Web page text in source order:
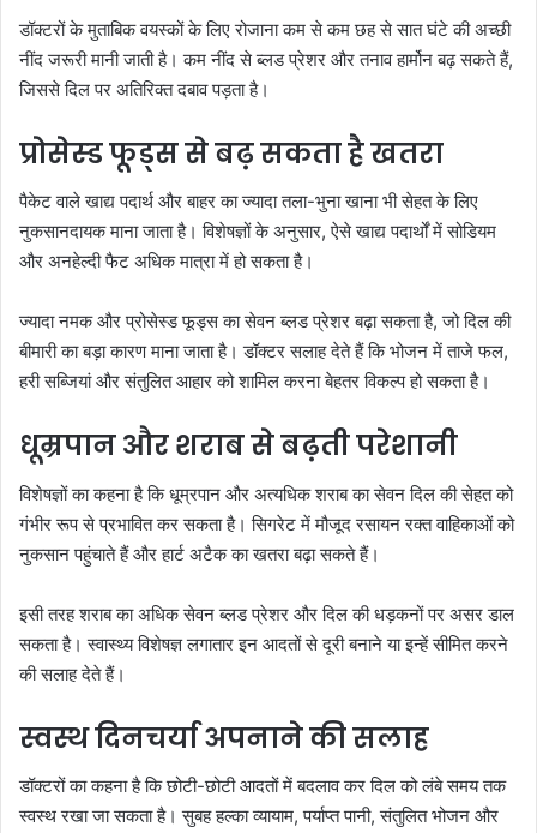
डॉक्टरों के मुताबिक वयस्कों के लिए रोजाना कम से कम छह से सात घंटे की अच्छी
नींद जरूरी मानी जाती है। कम नींद से ब्लड प्रेशर और तनाव हार्मोन बढ़ सकते हैं,
जिससे दिल पर अतिरिक्त दबाव पड़ता है।
प्रोसेस्ड फूड्स से बढ़ सकता है खतरा
पैकेट वाले खाद्य पदार्थ और बाहर का ज्यादा तला-भुना खाना भी सेहत के लिए
नुकसानदायक माना जाता है। विशेषज्ञों के अनुसार, ऐसे खाद्य पदार्थों में सोडियम
और अनहेल्दी फैट अधिक मात्रा में हो सकता है।
ज्यादा नमक और प्रोसेस्ड फूड्स का सेवन ब्लड प्रेशर बढ़ा सकता है, जो दिल की
बीमारी का बड़ा कारण माना जाता है। डॉक्टर सलाह देते हैं कि भोजन में ताजे फल,
हरी सब्जियां और संतुलित आहार को शामिल करना बेहतर विकल्प हो सकता है।
धूम्रपान और शराब से बढ़ती परेशानी
विशेषज्ञों का कहना है कि धूम्रपान और अत्यधिक शराब का सेवन दिल की सेहत को
गंभीर रूप से प्रभावित कर सकता है। सिगरेट में मौजूद रसायन रक्त वाहिकाओं को
नुकसान पहुंचाते हैं और हार्ट अटैक का खतरा बढ़ा सकते हैं।
इसी तरह शराब का अधिक सेवन ब्लड प्रेशर और दिल की धड़कनों पर असर डाल
सकता है। स्वास्थ्य विशेषज्ञ लगातार इन आदतों से दूरी बनाने या इन्हें सीमित करने
की सलाह देते हैं।
स्वस्थ दिनचर्या अपनाने की सलाह
डॉक्टरों का कहना है कि छोटी-छोटी आदतों में बदलाव कर दिल को लंबे समय तक
स्वस्थ रखा जा सकता है। सुबह हल्का व्यायाम, पर्याप्त पानी, संतुलित भोजन और